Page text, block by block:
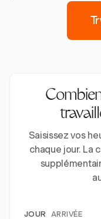
Saisissez vos
chaque jour. La
JOUR ARRIVÉE